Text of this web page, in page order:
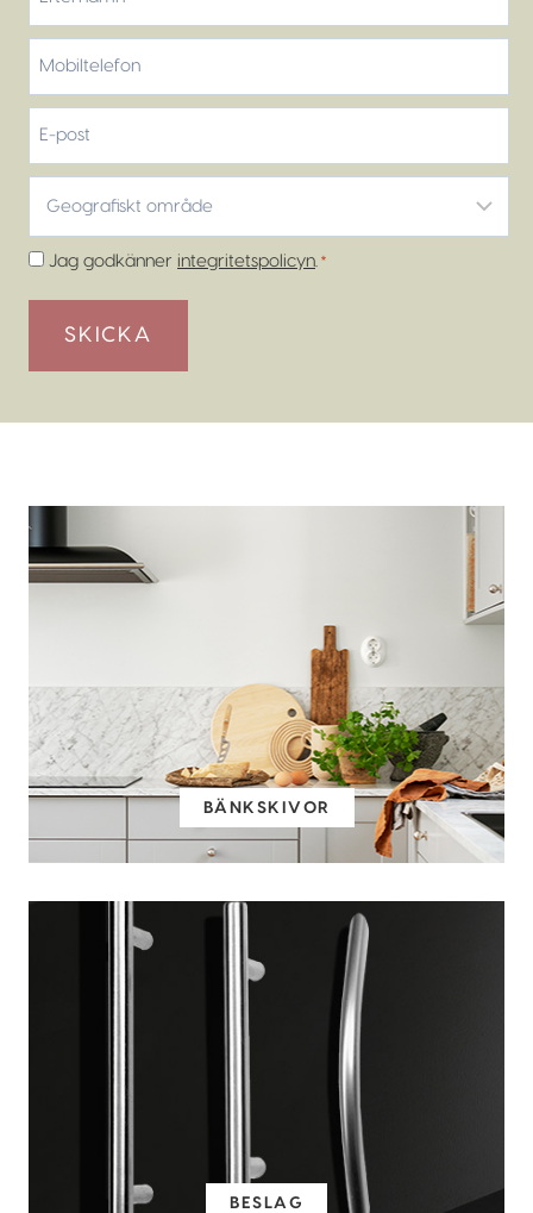
Efternamn
post
område
*
Samtycke
Jag godkänner integritetspolicyn. *
BÄNKSKIVOR
BESLAG